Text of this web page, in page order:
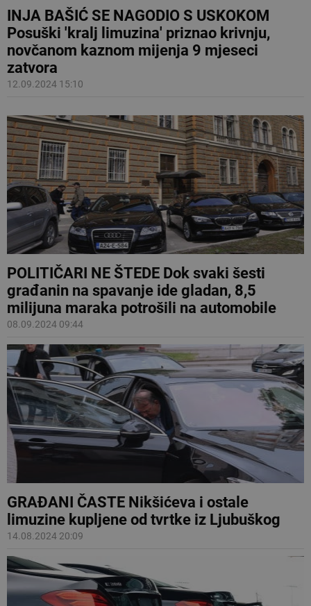
INJA BAŠIĆ SE NAGODIO S USKOKOM
Posuški 'kralj limuzina' priznao krivnju,
novčanom kaznom mijenja 9 mjeseci
zatvora
12.09.2024 15:10
POLITIČARI NE ŠTEDE Dok svaki šesti
građanin na spavanje ide gladan, 8,5
milijuna maraka potrošili na automobile
08.09.2024 09:44
GRAĐANI ČASTE Nikšićeva i ostale
limuzine kupljene od tvrtke iz Ljubuškog
14.08.2024 20:09